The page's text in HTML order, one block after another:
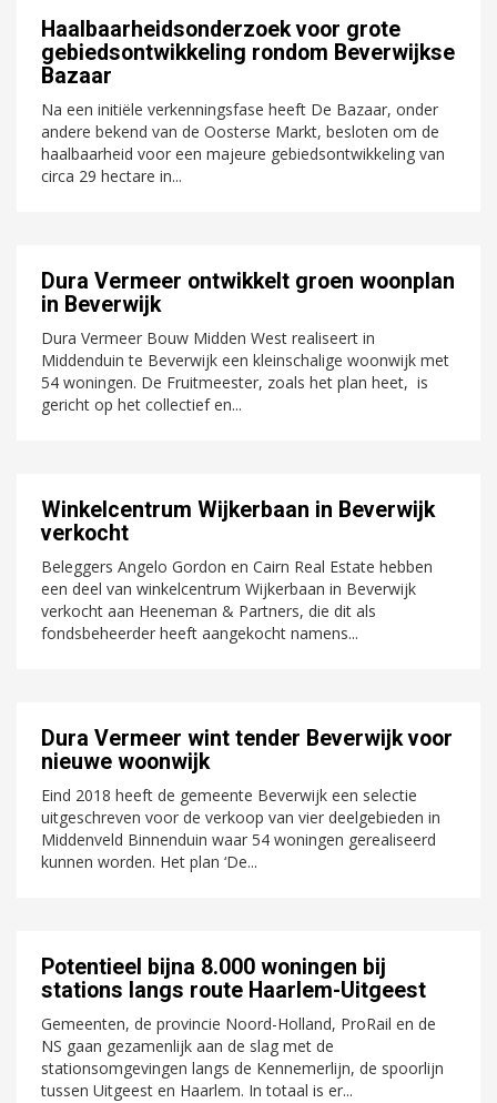
Haalbaarheidsonderzoek voor grote
gebiedsontwikkeling rondom Beverwijkse
Bazaar
Na een initiële verkenningsfase heeft De Bazaar, onder
andere bekend van de Oosterse Markt, besloten om de
haalbaarheid voor een majeure gebiedsontwikkeling van
circa 29 hectare in...
Dura Vermeer ontwikkelt groen woonplan
in Beverwijk
Dura Vermeer Bouw Midden West realiseert in
Middenduin te Beverwijk een kleinschalige woonwijk met
54 woningen. De Fruitmeester, zoals het plan heet, is
gericht op het collectief en...
Winkelcentrum Wijkerbaan in Beverwijk
verkocht
Beleggers Angelo Gordon en Cairn Real Estate hebben
een deel van winkelcentrum Wijkerbaan in Beverwijk
verkocht aan Heeneman & Partners, die dit als
fondsbeheerder heeft aangekocht namens...
Dura Vermeer wint tender Beverwijk voor
nieuwe woonwijk
Eind 2018 heeft de gemeente Beverwijk een selectie
uitgeschreven voor de verkoop van vier deelgebieden in
Middenveld Binnenduin waar 54 woningen gerealiseerd
kunnen worden. Het plan ‘De...
Potentieel bijna 8.000 woningen bij
stations langs route Haarlem-Uitgeest
Gemeenten, de provincie Noord-Holland, ProRail en de
NS gaan gezamenlijk aan de slag met de
stationsomgevingen langs de Kennemerlijn, de spoorlijn
tussen Uitgeest en Haarlem. In totaal is er...